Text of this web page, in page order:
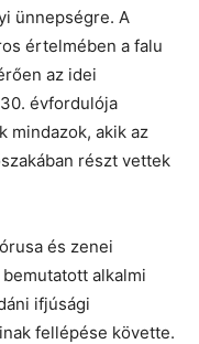
ünnepségre. A
értelmében a falu
az idei
évfordulója
mindazok, akik az
részt vettek
és zenei
alkalmi
ifjúsági
fellépése követte.